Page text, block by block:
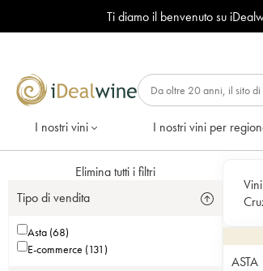
Ti diamo il benvenuto su
I nostri vini I nostri vini per
Elimina tutti i filtri
Tipo di vendita
Asta (68)
E-commerce (131)
ASTA